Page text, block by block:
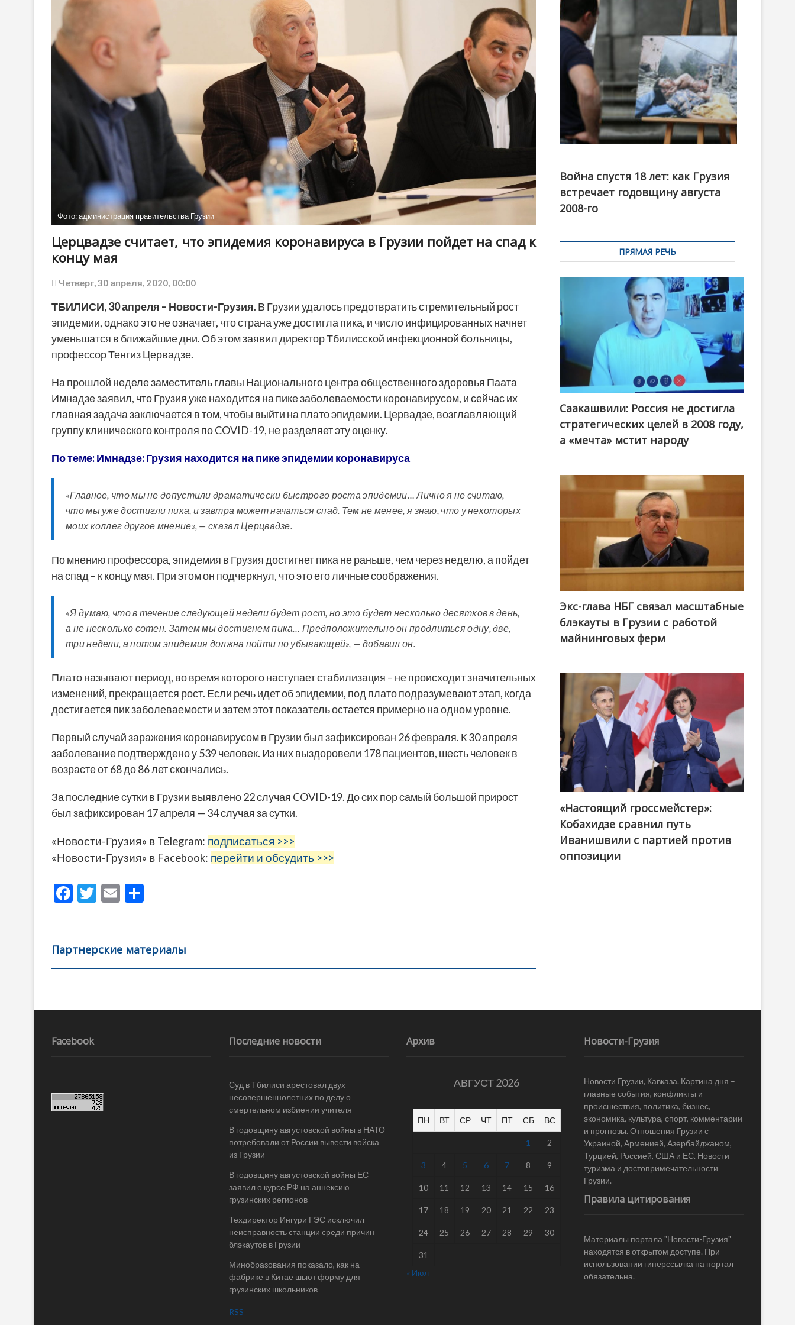
o
n
Фото: администрация правительства Грузии
Церцвадзе считает, что эпидемия коронавируса в Грузии пойдет на спад к
концу мая
Четверг, 30 апреля, 2020, 00:00
ТБИЛИСИ, 30 апреля – Новости-Грузия. В Грузии удалось предотвратить стремительный рост
эпидемии, однако это не означает, что страна уже достигла пика, и число инфицированных начнет
уменьшатся в ближайшие дни. Об этом заявил директор Тбилисской инфекционной больницы,
профессор Тенгиз Цервадзе.
На прошлой неделе заместитель главы Национального центра общественного здоровья Паата
Имнадзе заявил, что Грузия уже находится на пике заболеваемости коронавирусом, и сейчас их
главная задача заключается в том, чтобы выйти на плато эпидемии. Цервадзе, возглавляющий
группу клинического контроля по COVID-19, не разделяет эту оценку.
По теме: Имнадзе: Грузия находится на пике эпидемии коронавируса
«Главное, что мы не допустили драматически быстрого роста эпидемии… Лично я не считаю,
что мы уже достигли пика, и завтра может начаться спад. Тем не менее, я знаю, что у некоторых
моих коллег другое мнение», — сказал Церцвадзе.
По мнению профессора, эпидемия в Грузия достигнет пика не раньше, чем через неделю, а пойдет
на спад – к концу мая. При этом он подчеркнул, что это его личные соображения.
«Я думаю, что в течение следующей недели будет рост, но это будет несколько десятков в день,
а не несколько сотен. Затем мы достигнем пика… Предположительно он продлиться одну, две,
три недели, а потом эпидемия должна пойти по убывающей», — добавил он.
Плато называют период, во время которого наступает стабилизация – не происходит значительных
изменений, прекращается рост. Если речь идет об эпидемии, под плато подразумевают этап, когда
достигается пик заболеваемости и затем этот показатель остается примерно на одном уровне.
Первый случай заражения коронавирусом в Грузии был зафиксирован 26 февраля. К 30 апреля
заболевание подтверждено у 539 человек. Из них выздоровели 178 пациентов, шесть человек в
возрасте от 68 до 86 лет скончались.
За последние сутки в Грузии выявлено 22 случая COVID-19. До сих пор самый большой прирост
был зафиксирован 17 апреля — 34 случая за сутки.
«Новости-Грузия» в Telegram: подписаться >>>
«Новости-Грузия» в Facebook: перейти и обсудить >>>
F
b
o
k
T
er
E
l
а
в
ть
Партнерские материалы
Навигация
записям
канал
Война спустя 18 лет: как Грузия
встречает годовщину августа
2008-го
ПРЯМАЯ РЕЧЬ
Саакашвили: Россия не достигла
стратегических целей в 2008 году,
а «мечта» мстит народу
Экс-глава НБГ связал масштабные
блэкауты в Грузии с работой
майнинговых ферм
@ქართული ოცნება / Georgian Dream
«Настоящий гроссмейстер»:
Кобахидзе сравнил путь
Иванишвили с партией против
оппозиции
Facebook Последние новости
Суд в Тбилиси арестовал двух
несовершеннолетних по делу о
смертельном избиении учителя
В годовщину августовской войны в НАТО
потребовали от России вывести войска
из Грузии
В годовщину августовской войны ЕС
заявил о курсе РФ на аннексию
грузинских регионов
Техдиректор Ингури ГЭС исключил
неисправность станции среди причин
блэкаутов в Грузии
Минобразования показало, как на
фабрике в Китае шьют форму для
грузинских школьников
RSS
Архив
АВГУСТ 2026
ПН ВТ СР ЧТ ПТ СБ ВС
1 2
3 4 5 6 7 8 9
10 11 12 13 14 15 16
17 18 19 20 21 22 23
24 25 26 27 28 29 30
31
« Июл
Новости-Грузия
Новости Грузии, Кавказа. Картина дня –
главные события, конфликты и
происшествия, политика, бизнес,
экономика, культура, спорт, комментарии
и прогнозы. Отношения Грузии с
Украиной, Арменией, Азербайджаном,
Турцией, Россией, США и ЕС. Новости
туризма и достопримечательности
Грузии.
Правила цитирования
Материалы портала "Новости-Грузия"
находятся в открытом доступе. При
использовании гиперссылка на портал
обязательна.